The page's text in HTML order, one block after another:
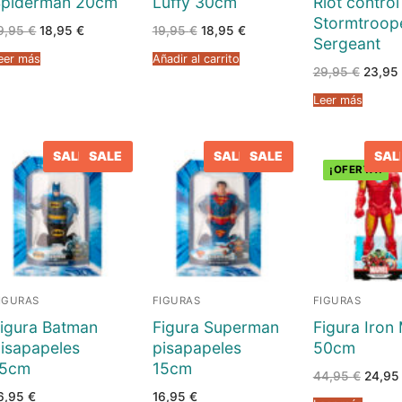
€ El
precio
original
era:
18,95€El
más
19,95€ El
precio
original
era:
18,95 €El
Añadir al carrito
Sergeant
29,95€ El
precio
original
era:
23,95
Leer más
SALE SALE
Batman
€
FIGURAS
SALE SALE
Figura Superman
pisapapeles
15cm
16,95 €
¡OFERTA!
FIGURAS
SALE
Figura Iron
50cm
44,95€ El
precio
24,95